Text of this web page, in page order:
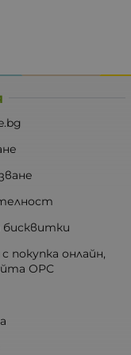
бисквитки
покупка онлайн,
ОРС